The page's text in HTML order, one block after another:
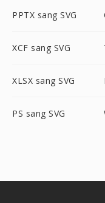
PPTX sang SVG
XCF sang SVG
XLSX sang SVG
PS sang SVG